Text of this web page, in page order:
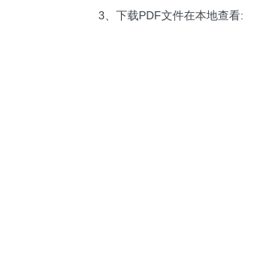
3、下载PDF文件在本地查看: